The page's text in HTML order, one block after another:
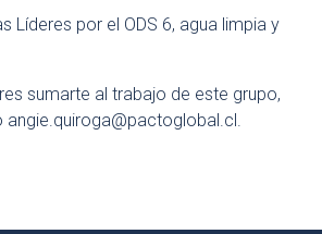
Líderes por el ODS 6, agua limpia y
sumarte al trabajo de este grupo,
angie.quiroga@pactoglobal.cl.